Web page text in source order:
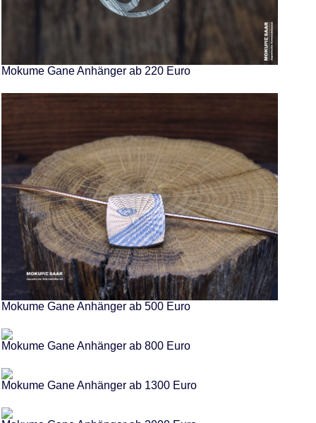
Mokume Gane Anhänger ab 220 Euro
Mokume Gane Anhänger ab 500 Euro
Mokume Gane Anhänger ab 800 Euro
Mokume Gane Anhänger ab 1300 Euro